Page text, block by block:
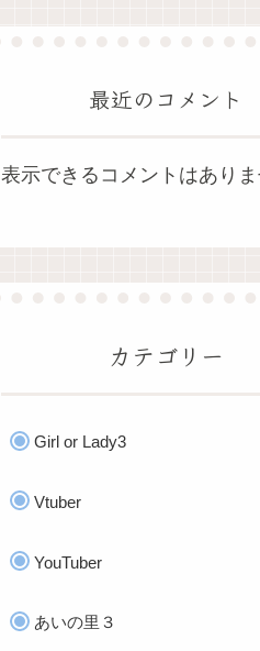
最近のコメント
表示できるコメントはありま
カテゴリー
Girl or Lady3
Vtuber
YouTuber
あいの里３